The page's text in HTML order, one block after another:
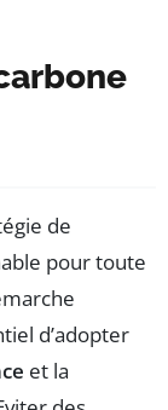
de
pour toute
d’adopter
et la